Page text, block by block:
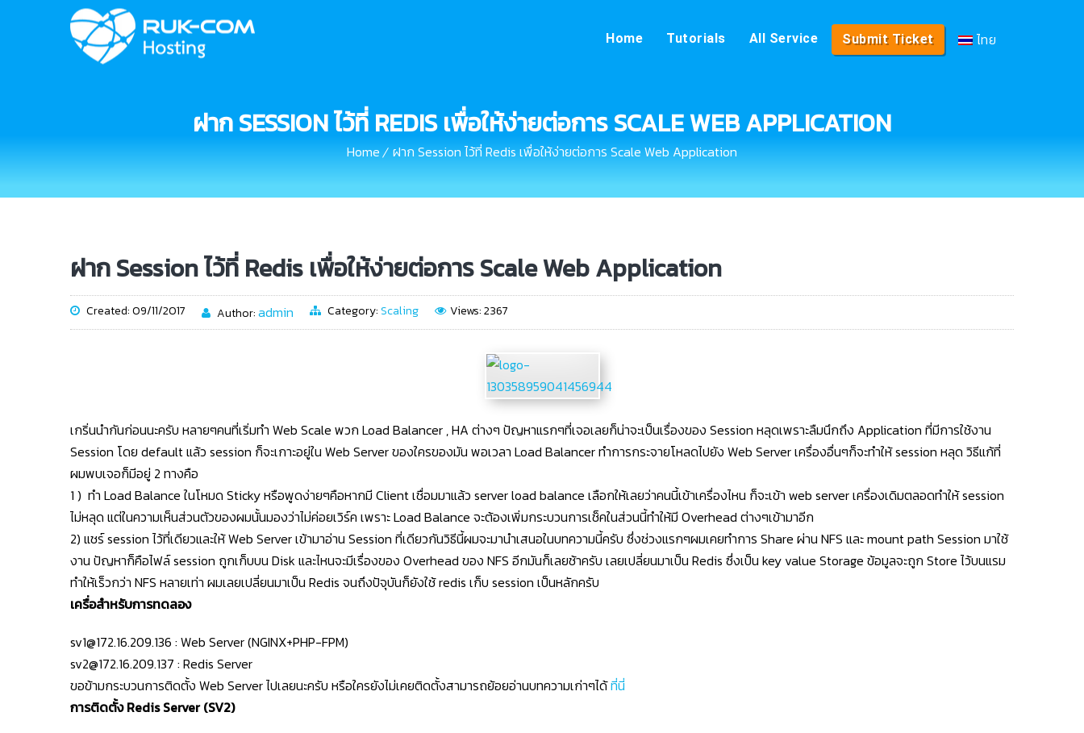
Home Tutorials All Service Submit Ticket ไทย
ฝาก SESSION ไว้ที่ REDIS เพื่อให้ง่ายต่อการ SCALE WEB APPLICATION
Home ฝาก Session ไว้ที่ Redis เพื่อให้ง่ายต่อการ Scale Web Application
ฝาก Session ไว้ที่ Redis เพื่อให้ง่ายต่อการ Scale Web Application
Created: 09/11/2017 Author:admin Category:Scaling Views: 2367
เกริ่นนำกันก่อนนะครับ หลายๆคนที่เริ่มทำ Web Scale พวก Load Balancer , HA ต่างๆ ปัญหาแรกๆที่เจอเลยก็น่าจะเป็นเรื่องของ Session หลุดเพราะลืมนึกถึง Application ที่มีการใช้งาน
Session โดย default แล้ว session ก็จะเกาะอยู่ใน Web Server ของใครของมัน พอเวลา Load Balancer ทำการกระจายโหลดไปยัง Web Server เครื่องอื่นๆก็จะทำให้ session หลุด วิธีแก้ที่
ผมพบเจอก็มีอยู่ 2 ทางคือ
1 ) ทำ Load Balance ในโหมด Sticky หรือพูดง่ายๆคือหากมี Client เชื่อมมาแล้ว server load balance เลือกให้เลยว่าคนนี้เข้าเครื่องไหน ก็จะเข้า web server เครื่องเดิมตลอดทำให้ session
ไม่หลุด แต่ในความเห็นส่วนตัวของผมนั้นมองว่าไม่ค่อยเวิร์ค เพราะ Load Balance จะต้องเพิ่มกระบวนการเช็คในส่วนนี้ทำให้มี Overhead ต่างๆเข้ามาอีก
2) แชร์ session ไว้ที่เดียวและให้ Web Server เข้ามาอ่าน Session ที่เดียวกันวิธีนี้ผมจะมานำเสนอในบทความนี้ครับ ซึ่งช่วงแรกๆผมเคยทำการ Share ผ่าน NFS และ mount path Session มาใช้
งาน ปัญหาก็คือไฟล์ session ถูกเก็บบน Disk และไหนจะมีเรื่องของ Overhead ของ NFS อีกมันก็เลยช้าครับ เลยเปลี่ยนมาเป็น Redis ซึ่งเป็น key value Storage ข้อมูลจะถูก Store ไว้บนแรม
ทำให้เร็วกว่า NFS หลายเท่า ผมเลยเปลี่ยนมาเป็น Redis จนถึงปัจุบันก็ยังใช้ redis เก็บ session เป็นหลักครับ
เครื่อสำหรับการทดลอง
sv1@172.16.209.136 : Web Server (NGINX+PHP-FPM)
sv2@172.16.209.137 : Redis Server
ขอข้ามกระบวนการติดตั้ง Web Server ไปเลยนะครับ หรือใครยังไม่เคยติดตั้งสามารถย้อยอ่านบทความเก่าๆได้ที่นี่
การติดตั้ง Redis Server (SV2)